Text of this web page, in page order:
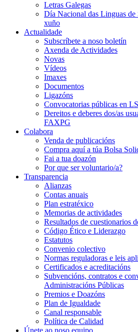
Letras Galegas
Día Nacional das Linguas de
xuño
Actualidade
Subscríbete a noso boletín
Axenda de Actividades
Novas
Vídeos
Imaxes
Documentos
Ligazóns
Convocatorias públicas en
Dereitos e deberes dos/as
FAXPG
Colabora
Venda de publicacións
Compra aquí a túa Bolsa
Fai a tua doazón
Por que ser voluntario/a?
Transparencia
Alianzas
Contas anuais
Plan estratéxico
Memorias de actividades
Resultados de cuestionarios
Código Ético e Liderazgo
Estatutos
Convenio colectivo
Normas reguladoras e leis
Certificados e acreditacións
Subvencións, contratos e
Administracións Públicas
Premios e Doazóns
Plan de Igualdade
Canal responsable
Política de Calidad
Únete ao noso equipo